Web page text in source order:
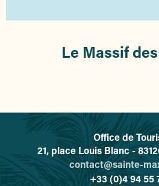
Le Massif
Office de
21, place Louis Blanc -
contact@sainte-
+33 (0)4 94 55